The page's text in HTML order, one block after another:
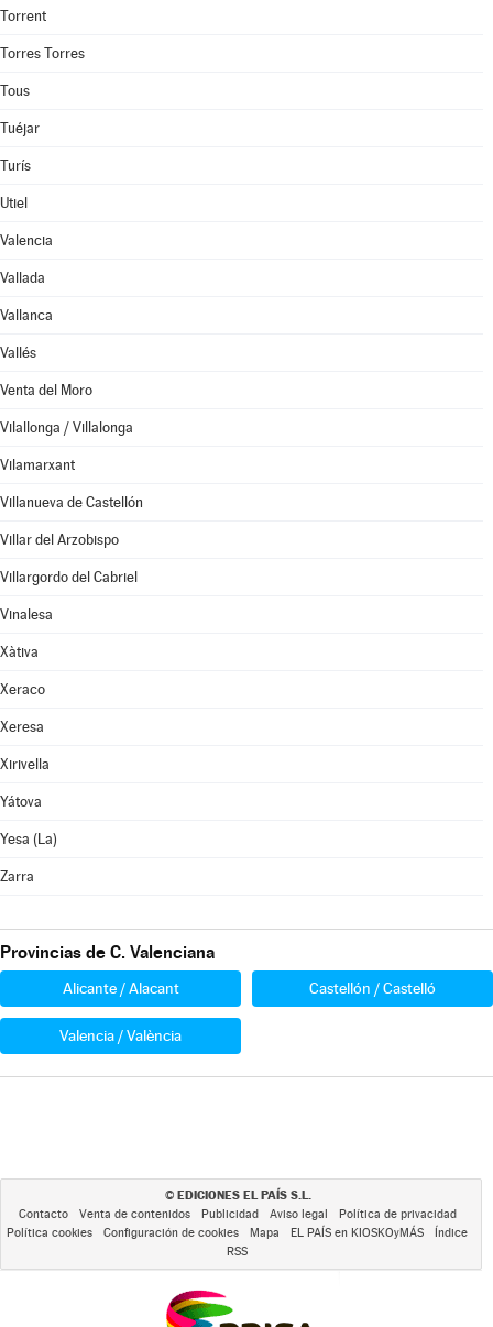
Torrent
Torres Torres
Tous
Tuéjar
Turís
Utiel
Valencia
Vallada
Vallanca
Vallés
Venta del Moro
Vilallonga / Villalonga
Vilamarxant
Villanueva de Castellón
Villar del Arzobispo
Villargordo del Cabriel
Vinalesa
Xàtiva
Xeraco
Xeresa
Xirivella
Yátova
Yesa (La)
Zarra
Provincias de C. Valenciana
Alicante / Alacant Castellón / Castelló
Valencia / València
© EDICIONES EL PAÍS S.L.
Contacto Venta de contenidos Publicidad Aviso legal
Política de privacidad
Política cookies
Configuración de cookies Mapa EL PAÍS en KIOSKOyMÁS
Índice
RSS